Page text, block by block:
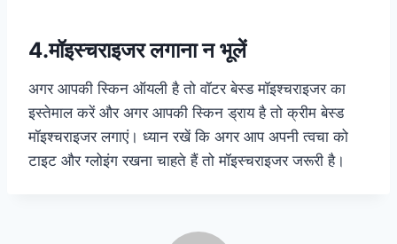
4.मॉइस्चराइजर लगाना न भूलें
अगर आपकी स्किन ऑयली है तो वॉटर बेस्ड मॉइश्चराइजर का
इस्तेमाल करें और अगर आपकी स्किन ड्राय है तो क्रीम बेस्ड
मॉइश्चराइजर लगाएं। ध्यान रखें कि अगर आप अपनी त्वचा को
टाइट और ग्लोइंग रखना चाहते हैं तो मॉइस्चराइजर जरूरी है।